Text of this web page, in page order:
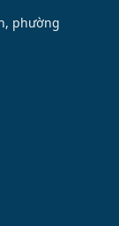
phường